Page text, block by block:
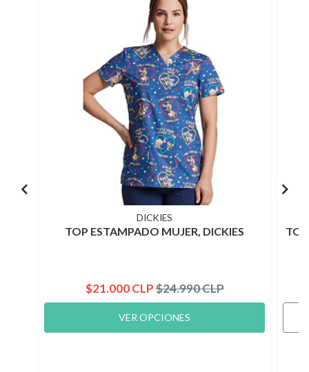
DICKIES
TOP ESTAMPADO MUJER, DICKIES
$21.000 CLP$24.990 CLP
VER OPCIONES